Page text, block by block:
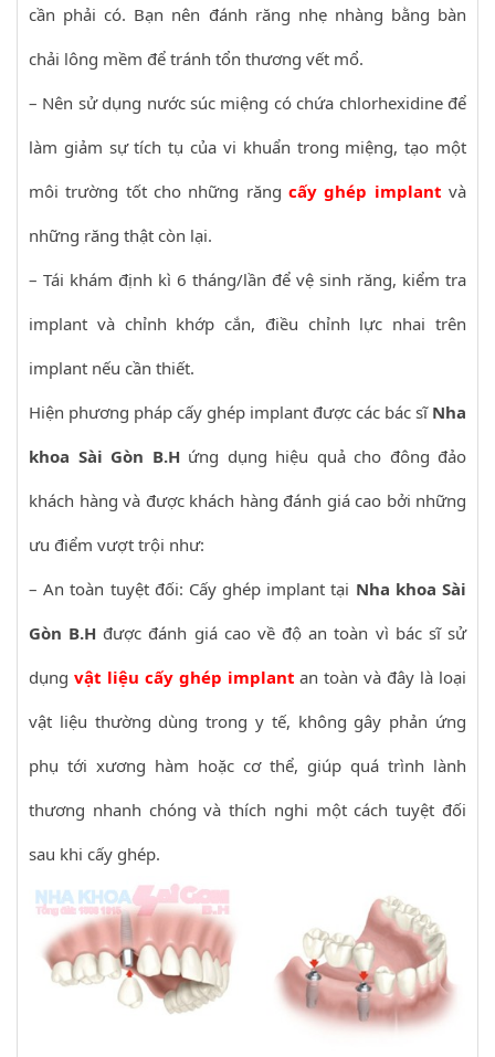
cần phải có. Bạn nên đánh răng nhẹ nhàng bằng bàn
chải lông mềm để tránh tổn thương vết mổ.
– Nên sử dụng nước súc miệng có chứa chlorhexidine để
làm giảm sự tích tụ của vi khuẩn trong miệng, tạo một
môi trường tốt cho những răng cấy ghép implant và
những răng thật còn lại.
– Tái khám định kì 6 tháng/lần để vệ sinh răng, kiểm tra
implant và chỉnh khớp cắn, điều chỉnh lực nhai trên
implant nếu cần thiết.
Hiện phương pháp cấy ghép implant được các bác sĩ Nha
khoa Sài Gòn B.H ứng dụng hiệu quả cho đông đảo
khách hàng và được khách hàng đánh giá cao bởi những
ưu điểm vượt trội như:
– An toàn tuyệt đối: Cấy ghép implant tại Nha khoa Sài
Gòn B.H được đánh giá cao về độ an toàn vì bác sĩ sử
dụng vật liệu cấy ghép implant an toàn và đây là loại
vật liệu thường dùng trong y tế, không gây phản ứng
phụ tới xương hàm hoặc cơ thể, giúp quá trình lành
thương nhanh chóng và thích nghi một cách tuyệt đối
sau khi cấy ghép.